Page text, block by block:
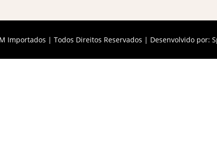
Importados | Todos Direitos Reservados | Desenvolvido por: